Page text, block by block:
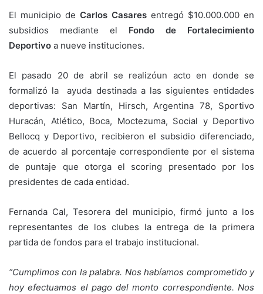
El municipio de Carlos Casares entregó $10.000.000 en
subsidios mediante el Fondo de Fortalecimiento
Deportivo a nueve instituciones.
El pasado 20 de abril se realizóun acto en donde se
formalizó la ayuda destinada a las siguientes entidades
deportivas: San Martín, Hirsch, Argentina 78, Sportivo
Huracán, Atlético, Boca, Moctezuma, Social y Deportivo
Bellocq y Deportivo, recibieron el subsidio diferenciado,
de acuerdo al porcentaje correspondiente por el sistema
de puntaje que otorga el scoring presentado por los
presidentes de cada entidad.
Fernanda Cal, Tesorera del municipio, firmó junto a los
representantes de los clubes la entrega de la primera
partida de fondos para el trabajo institucional.
“Cumplimos con la palabra. Nos habíamos comprometido y
hoy efectuamos el pago del monto correspondiente. Nos